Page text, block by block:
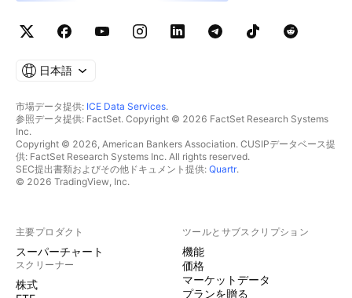
日本語
市場データ提供: ICE Data Services.
参照データ提供: FactSet. Copyright © 2026 FactSet Research Systems
Inc.
Copyright © 2026, American Bankers Association. CUSIPデータベース提
供: FactSet Research Systems Inc. All rights reserved.
SEC提出書類およびその他ドキュメント提供: Quartr.
© 2026 TradingView, Inc.
主要プロダクト
スーパーチャート
スクリーナー
株式
ツールとサブスクリプション
機能
価格
マーケットデータ
プランを贈る